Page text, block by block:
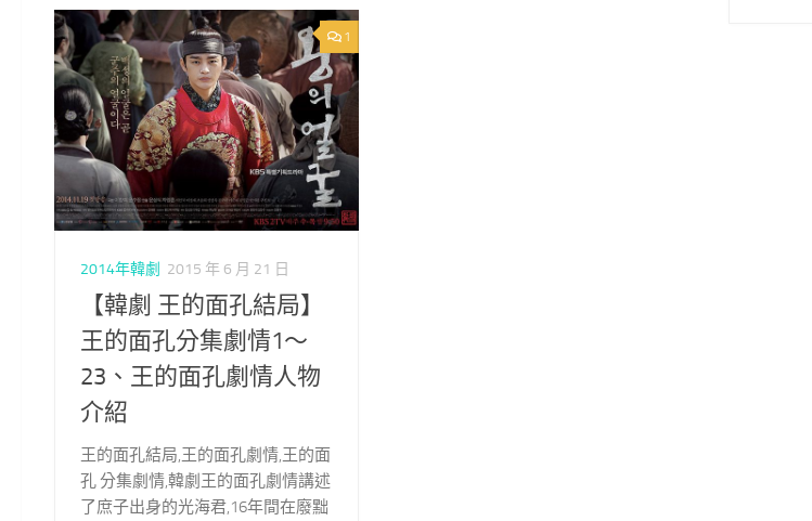
1
2014年韓劇 2015 年 6 月 21 日
【韓劇 王的面孔結局】
王的面孔分集劇情1～
23、王的面孔劇情人物
介紹
王的面孔結局,王的面孔劇情,王的面
孔 分集劇情,韓劇王的面孔劇情講述
了庶子出身的光海君,16年間在廢黜